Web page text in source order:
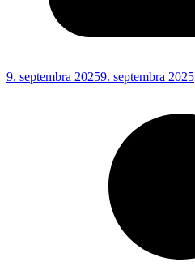
9. septembra 20259. septembra 2025